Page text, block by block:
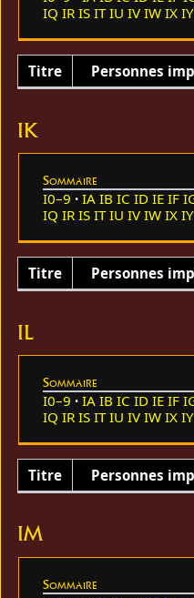
IQ IR IS IT IU IV IW IX IY
Titre Personnes
IK
Sommaire
I0–9 IA IB IC ID IE IF
IQ IR IS IT IU IV IW IX IY
Titre Personnes
IL
Sommaire
I0–9 IA IB IC ID IE IF
IQ IR IS IT IU IV IW IX IY
Titre Personnes
IM
Sommaire